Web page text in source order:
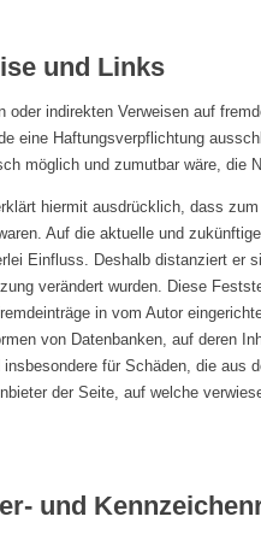
und Links
oder indirekten Verweisen auf
eine Haftungsverpflichtung
möglich und zumutbar wäre, die
hiermit ausdrücklich, dass
Auf die aktuelle und
Einfluss. Deshalb distanziert er
verändert wurden. Diese
in vom Autor
von Datenbanken, auf deren
insbesondere für Schäden, die aus
der Seite, auf welche
und